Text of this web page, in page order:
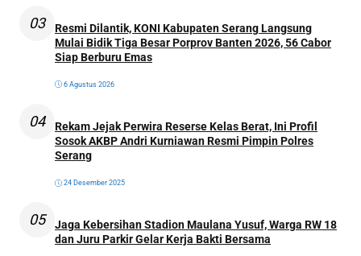
03
Resmi Dilantik, KONI Kabupaten Serang Langsung
Mulai Bidik Tiga Besar Porprov Banten 2026, 56 Cabor
Siap Berburu Emas
6 Agustus 2026
04
Rekam Jejak Perwira Reserse Kelas Berat, Ini Profil
Sosok AKBP Andri Kurniawan Resmi Pimpin Polres
Serang
24 Desember 2025
05
Jaga Kebersihan Stadion Maulana Yusuf, Warga RW 18
dan Juru Parkir Gelar Kerja Bakti Bersama